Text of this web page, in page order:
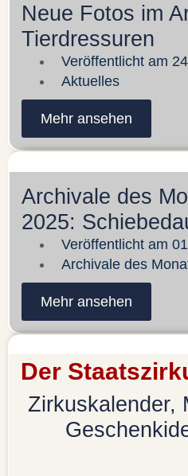
Neue Fotos im
Tierdressuren
Veröffentlicht am
Aktuelles
Mehr ansehen
Archivale des
2025:
Veröffentlicht am
Archivale des
Mehr ansehen
Der
Zirkuskalender,